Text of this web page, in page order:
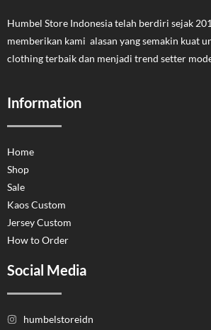
Humbel Store Indonesia telah berdiri sejak
memberikan kami alasan yang semakin kuat
clothing terbaik dan menjadi trend setter
Information
Home
Shop
Sale
Kaos Custom
Jersey Custom
How to Order
Social Media
humbelstoreidn